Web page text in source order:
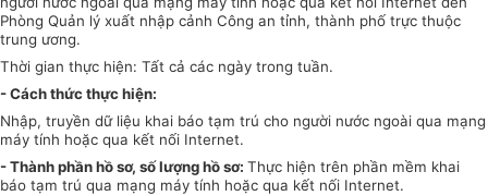
Phòng Quản lý xuất nhập cảnh Công an tỉnh, thành phố trực thuộc
trung ương.
Thời gian thực hiện: Tất cả các ngày trong tuần.
- Cách thức thực hiện:
Nhập, truyền dữ liệu khai báo tạm trú cho người nước ngoài qua mạng
máy tính hoặc qua kết nối Internet.
- Thành phần hồ sơ, số lượng hồ sơ: Thực hiện trên phần mềm khai
báo tạm trú qua mạng máy tính hoặc qua kết nối Internet.